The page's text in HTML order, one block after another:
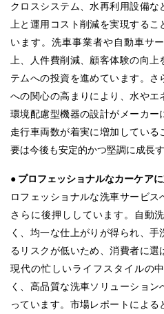
クロスシステム、水再利用設備
上と運用コスト削減を実現する
います。洗車事業者や自動車サ
上、人件費削減、顧客体験の向
テムへの投資を進めています。
への関心の高まりにより、水や
環境配慮型機器の設計がメーカ
走行車両数が着実に増加してい
要は今後も安定的かつ堅調に成長
● プロフェッショナルなカーケア
ロフェッショナルな洗車サービ
さらに後押ししています。自動
く、均一な仕上がりが得られ、
るリスクが低いため、消費者に選
現代の忙しいライフスタイルの
く、高品質な洗車ソリューショ
っています。市場レポートによ